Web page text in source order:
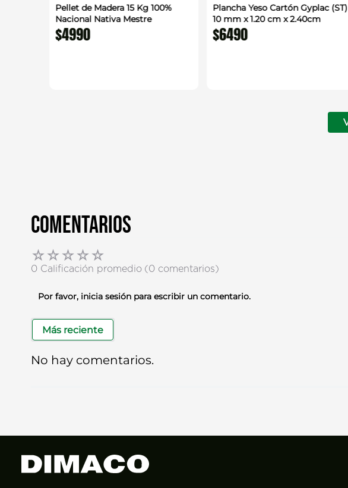
Pellet de Madera 15 Kg 100%
Nacional Nativa Mestre
$4990
Plancha Yeso Cartón Gyplac (ST)
10 mm x 1.20 cm x 2.40cm
$6490
Comentarios
☆☆☆☆☆
0 Calificación promedio (0 comentarios)
Por favor, inicia sesión para escribir un comentario.
Más reciente
No hay comentarios.